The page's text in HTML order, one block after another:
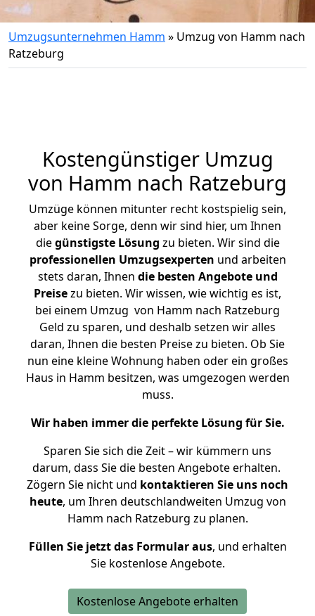
Umzugsunternehmen Hamm » Umzug von Hamm nach
Ratzeburg
Kostengünstiger Umzug
von Hamm nach Ratzeburg
Umzüge können mitunter recht kostspielig sein,
aber keine Sorge, denn wir sind hier, um Ihnen
diegünstigste Lösung zu bieten. Wir sind die
professionellen Umzugsexperten und arbeiten
stets daran, Ihnen die besten Angebote und
Preisezu bieten. Wir wissen, wie wichtig es ist,
bei einem Umzug von Hamm nach Ratzeburg
Geld zu sparen, und deshalb setzen wir alles
daran, Ihnen die besten Preise zu bieten. Ob Sie
nun eine kleine Wohnung haben oder ein großes
Haus in Hamm besitzen, was umgezogen werden
muss.
Wir haben immer die perfekte Lösung für Sie.
Sparen Sie sich die Zeit – wir kümmern uns
darum, dass Sie die besten Angebote erhalten.
Zögern Sie nicht und kontaktieren Sie uns noch
heute, um Ihren deutschlandweiten Umzug von
Hamm nach Ratzeburg zu planen.
Füllen Sie jetzt das Formular aus, und erhalten
Sie kostenlose Angebote.
Kostenlose Angebote erhalten